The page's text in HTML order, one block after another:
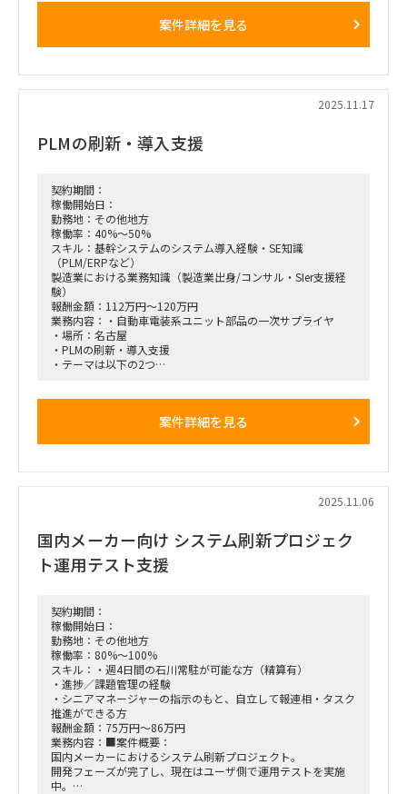
等）を創出している案件があり
今回は、新潟クライアントへの半常駐を想定しているため、マ
プロジェクトのデリバリーに入っていただきたいという依頼で
京オフィスの想定（相談可能）
※新潟への移動費用は建て替え精算で支給あり
～業務内容（想定含む）～
・顧客営業
・多岐にわたる社会課題プロジェクトのデリバリー
・顧客~産業~社会課題の理解・構造化・優先順位付け
・顧客との討議によるプロジェクト要件定義
・プロジェクトマネジメント（各MTGにおけるネクストステ
ップの設定~期待値マネジメント）
・エンジニアへのプロジェクト要件の伝達・エンジニアとの協
業による成果創出 等
案件詳細を見る
2025.11.17
PLMの刷新・導入支援
契約期間：
稼働開始日：
勤務地：その他地方
稼働率：40%～50%
スキル：基幹システムのシステム導入経験・SE知識
（PLM/ERPなど）
製造業における業務知識（製造業出身/コンサル・SIer支援経
験）
報酬金額：112万円～120万円
業務内容：・自動車電装系ユニット部品の一次サプライヤ
・場所：名古屋
・PLMの刷新・導入支援
・テーマは以下の2つ
・6月～現在：①RFP作成支援中
└①要件をもとに②クレンジングの対象データの棚卸し（～
項目の抽出）
└①要件新属性の補完ロジック定義（補完項目の抽出）
└修正・補完項目の方針策定（シナリオパターンの定義）
名古屋への現地訪問可（週1日程度を想定。データ分析等はリ
モートも可）
案件詳細を見る
2025.11.06
国内メーカー向け システム刷新プロジェク
ト運用テスト支援
契約期間：
稼働開始日：
勤務地：その他地方
稼働率：80%～100%
スキル：・週4日間の石川常駐が可能な方（精算有）
・進捗／課題管理の経験
・シニアマネージャーの指示のもと、自立して報連相・タスク
推進ができる方
報酬金額：75万円～86万円
業務内容：■案件概要：
国内メーカーにおけるシステム刷新プロジェクト。
開発フェーズが完了し、現在はユーザ側で運用テストを実施
中。